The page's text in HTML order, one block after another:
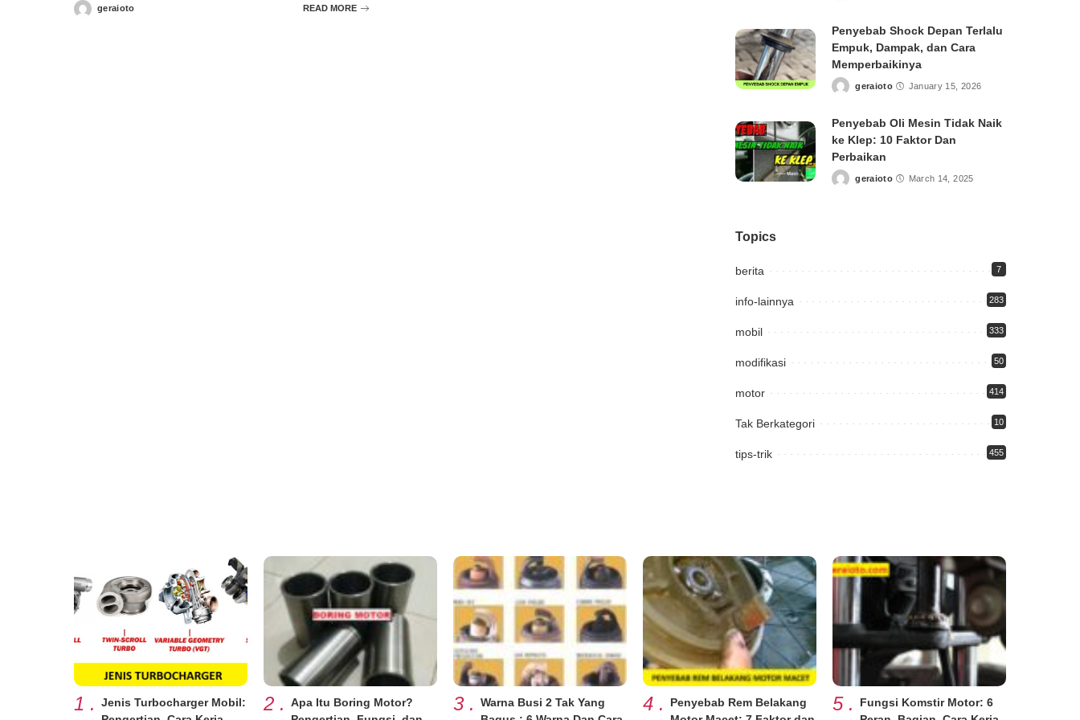
Postedgeraioto READ MORE
Penyebab Shock Depan Terlalu
Empuk, Dampak, dan Cara
Memperbaikinya
Postedgeraioto January 15, 2026
Penyebab Oli Mesin Tidak Naik
ke Klep: 10 Faktor Dan
Perbaikan
Postedgeraioto March 14, 2025
Topics
berita 7
info-lainnya 283
mobil 333
modifikasi 50
motor 414
Tak Berkategori 10
tips-trik 455
1 .
Jenis Turbocharger Mobil:
2 .
Apa Itu Boring Motor?
3 .
Warna Busi 2 Tak Yang
4 .
Penyebab Rem Belakang
5 .
Fungsi Komstir Motor: 6